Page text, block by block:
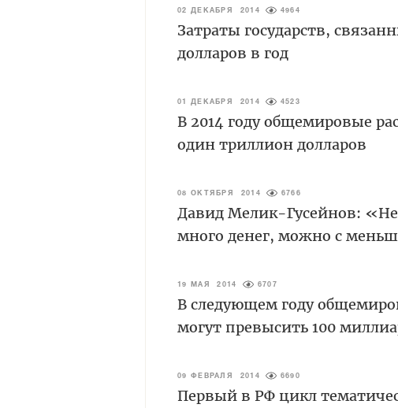
02 ДЕКАБРЯ 2014 4964
Затраты государств,
долларов в год
01 ДЕКАБРЯ 2014 4523
В 2014 году общемировые
один триллион долларов
08 ОКТЯБРЯ 2014 6766
Давид Мелик-Гусейнов: «Не
много денег, можно с
19 МАЯ 2014 6707
В следующем году
могут превысить 100
09 ФЕВРАЛЯ 2014 6690
Первый в РФ цикл